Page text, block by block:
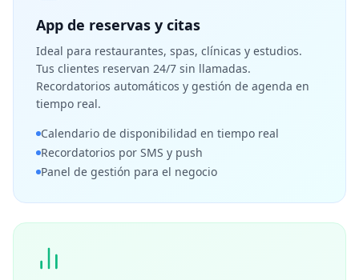
App de reservas y citas
Ideal para restaurantes, spas, clínicas y estudios.
Tus clientes reservan 24/7 sin llamadas.
Recordatorios automáticos y gestión de agenda en
tiempo real.
Calendario de disponibilidad en tiempo real
Recordatorios por SMS y push
Panel de gestión para el negocio